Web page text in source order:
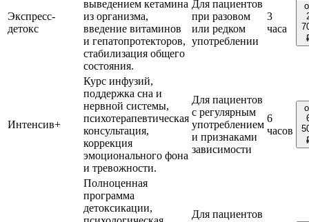
Экспресс-
детокс
выведением кетамина
из организма,
введение витаминов
и гепатопротекторов,
стабилизация общего
состояния.
Для пациентов
при разовом
или редком
употреблении
3
часа
Интенсив+
Курс инфузий,
поддержка сна и
нервной системы,
психотерапевтическая
консультация,
коррекция
эмоционального фона
и тревожности.
Для пациентов
с регулярным
употреблением
и признаками
зависимости
6
часов
Полноценная
программа
детоксикации,
Для пациентов